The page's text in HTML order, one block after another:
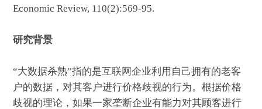
Economic Review, 110(2):569-95.
研究背景
“大数据杀熟”指的是互联网企业利用自己拥有的老客
户的数据，对其客户进行价格歧视的行为。根据价格
歧视的理论，如果一家垄断企业有能力对其顾客进行